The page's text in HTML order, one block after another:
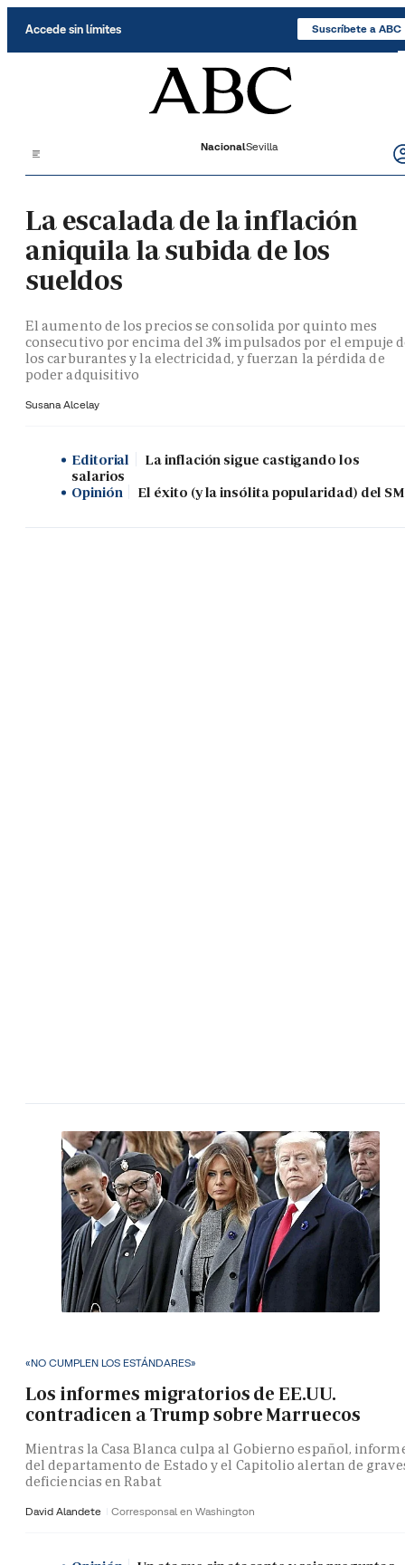
Accede sin límites Suscríbete a ABC
NacionalSevilla
La escalada de la inflación
aniquila la subida de los
sueldos
El aumento de los precios se consolida por quinto mes
consecutivo por encima del 3% impulsados por el empuje
los carburantes y la electricidad, y fuerzan la pérdida de
poder adquisitivo
Susana Alcelay
Editorial
La inflación sigue castigando los
salarios
Opinión
El éxito (y la insólita popularidad) del
«NO CUMPLEN LOS ESTÁNDARES»
Los informes migratorios de EE.UU.
contradicen a Trump sobre Marruecos
Mientras la Casa Blanca culpa al Gobierno español,
del departamento de Estado y el Capitolio alertan de
deficiencias en Rabat
David Alandete Corresponsal en Washington